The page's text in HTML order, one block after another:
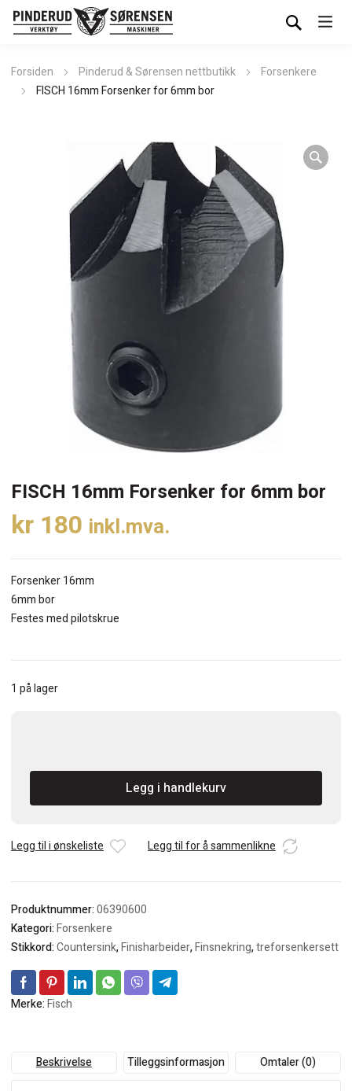
Forsiden Pinderud & Sørensen nettbutikk
Forsenkere
FISCH 16mm Forsenker for 6mm bor
FISCH 16mm Forsenker for 6mm bor
kr 180 inkl.mva.
Forsenker 16mm
6mm bor
Festes med pilotskrue
1 på lager
Forsenker
6mm
antall
Legg i handlekurv
Legg til i ønskeliste Legg til for å sammenlikne
Produktnummer:06390600
Kategori:Forsenkere
Stikkord:Countersink,Finisharbeider,Finsnekring,treforsenkersett
Merke:Fisch
Beskrivelse Tilleggsinformasjon Omtaler (0)